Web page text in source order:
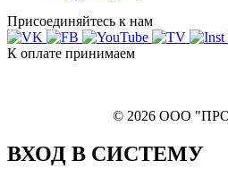
Присоединяйтесь к нам
К оплате принимаем
© 2026 ООО
ВХОД В СИСТЕМУ